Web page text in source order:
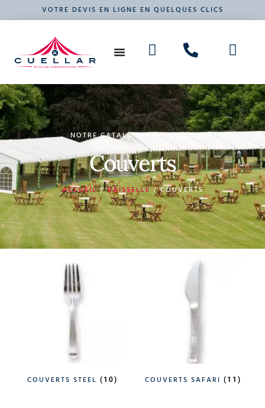
VOTRE DEVIS EN LIGNE EN QUELQUES CLICS
NOTRE CATALOGUE PRODUITS
Couverts
ACCUEIL/VAISSELLE/ COUVERTS
COUVERTS STEEL (10) COUVERTS SAFARI (11)